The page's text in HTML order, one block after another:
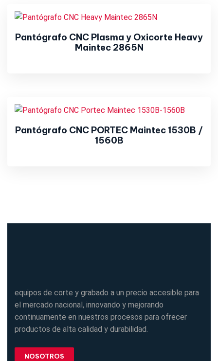
Pantógrafo CNC Plasma y Oxicorte Heavy
Maintec 2865N
Pantógrafo CNC PORTEC Maintec 1530B /
1560B
equipos de corte y grabado a un precio accesible para
el mercado nacional, innovando y mejorando
continuamente en nuestros procesos para ofrecer
productos de alta calidad y durabilidad.
NOSOTROS